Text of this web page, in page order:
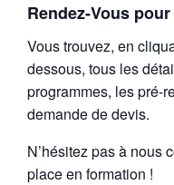
Rendez-Vous
Vous trouvez, en
dessous, tous les
programmes, les pré-
demande de devis.
N’hésitez pas à nous
place en formation !